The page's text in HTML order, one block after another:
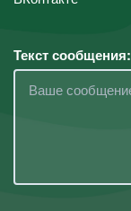
Текст сообщения: